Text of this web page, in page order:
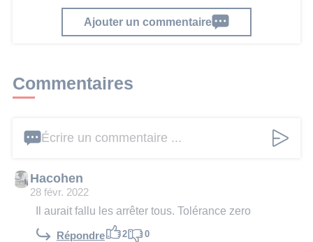
Ajouter un commentaire
Commentaires
Écrire un commentaire ...
Hacohen
28 févr. 2022
Il aurait fallu les arrêter tous. Tolérance zero
Répondre 2 0